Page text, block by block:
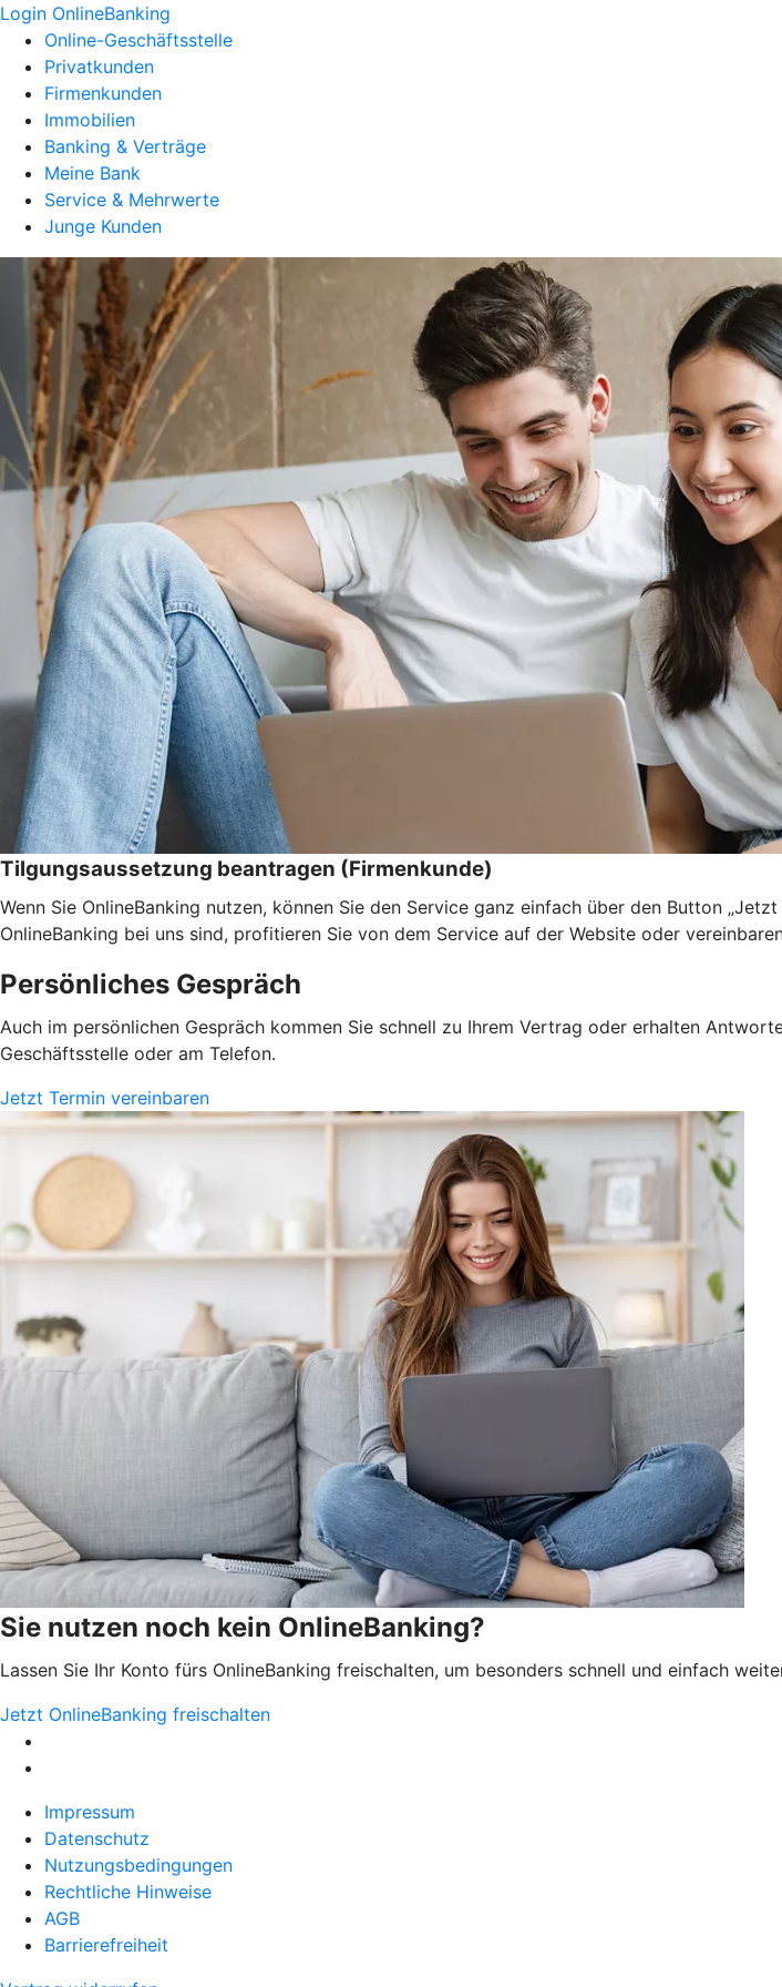
Login OnlineBanking
Online-Geschäftsstelle
Privatkunden
Firmenkunden
Immobilien
Banking & Verträge
Meine Bank
Service & Mehrwerte
Junge Kunden
Tilgungsaussetzung beantragen (Firmenkunde)
Wenn Sie OnlineBanking nutzen, können Sie den Service ganz einfach über den Button
OnlineBanking bei uns sind, profitieren Sie von dem Service auf der Website oder
Persönliches Gespräch
Auch im persönlichen Gespräch kommen Sie schnell zu Ihrem Vertrag oder erhalten
Geschäftsstelle oder am Telefon.
Jetzt Termin vereinbaren
Sie nutzen noch kein OnlineBanking?
Lassen Sie Ihr Konto fürs OnlineBanking freischalten, um besonders schnell und einfach
Jetzt OnlineBanking freischalten
Impressum
Datenschutz
Nutzungsbedingungen
Rechtliche Hinweise
AGB
Barrierefreiheit